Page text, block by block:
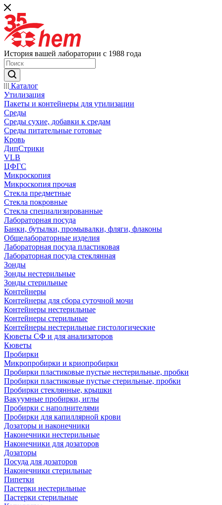
История вашей лаборатории с 1988 года
Каталог
Утилизация
Пакеты и контейнеры для утилизации
Среды
Среды сухие, добавки к средам
Среды питательные готовые
Кровь
ДипСтрики
VLB
ЦФГС
Микроскопия
Микроскопия прочая
Стекла предметные
Стекла покровные
Стекла специализированные
Лабораторная посуда
Банки, бутылки, промывалки, фляги, флаконы
Общелабораторные изделия
Лабораторная посуда пластиковая
Лабораторная посуда стеклянная
Зонды
Зонды нестерильные
Зонды стерильные
Контейнеры
Контейнеры для сбора суточной мочи
Контейнеры нестерильные
Контейнеры стерильные
Контейнеры нестерильные гистологические
Кюветы СФ и для анализаторов
Кюветы
Пробирки
Микропробирки и криопробирки
Пробирки пластиковые пустые нестерильные, пробки
Пробирки пластиковые пустые стерильные, пробки
Пробирки стеклянные, крышки
Вакуумные пробирки, иглы
Пробирки с наполнителями
Пробирки для капиллярной крови
Дозаторы и наконечники
Наконечники нестерильные
Наконечники для дозаторов
Дозаторы
Посуда для дозаторов
Наконечники стерильные
Пипетки
Пастерки нестерильные
Пастерки стерильные